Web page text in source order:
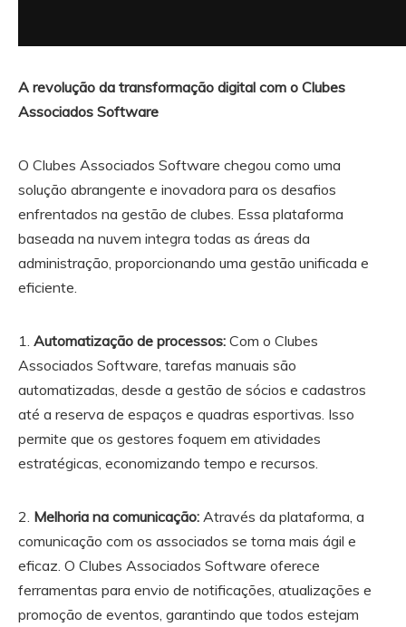
A revolução da transformação digital com o Clubes
Associados Software
O Clubes Associados Software chegou como uma
solução abrangente e inovadora para os desafios
enfrentados na gestão de clubes. Essa plataforma
baseada na nuvem integra todas as áreas da
administração, proporcionando uma gestão unificada e
eficiente.
1. Automatização de processos: Com o Clubes
Associados Software, tarefas manuais são
automatizadas, desde a gestão de sócios e cadastros
até a reserva de espaços e quadras esportivas. Isso
permite que os gestores foquem em atividades
estratégicas, economizando tempo e recursos.
2. Melhoria na comunicação: Através da plataforma, a
comunicação com os associados se torna mais ágil e
eficaz. O Clubes Associados Software oferece
ferramentas para envio de notificações, atualizações e
promoção de eventos, garantindo que todos estejam